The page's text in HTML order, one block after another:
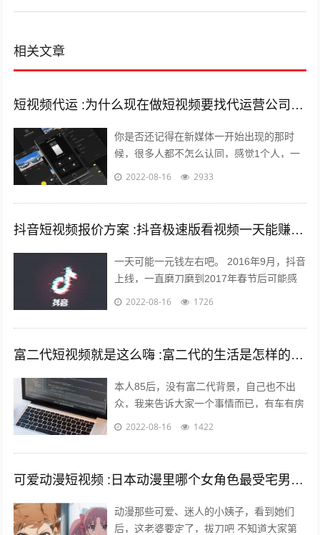
相关文章
短视频代运 :为什么现在做短视频要找代运营公司呢？
你是否还记得在新媒体一开始出现的那时
候，很多人都不怎么认同，感觉1个人，一
部手机，一台电脑，依靠这几样东西就能养
2022-08-16 2933
抖音短视频报价方案 :抖音极速版看视频一天能赚多少钱？
一天可能一元钱左右吧。 2016年9月，抖音
上线，一直磨刀磨到2017年春节后可能感
觉跑通了才大举压上资源，产品优秀的数据
2022-08-16 1726
富二代短视频就是这么嗨 :富二代的生活是怎样的，和身边的朋友差距大吗？
本人85后，没有富二代背景，自己也不出
众，我来告诉大家一个事情而已，有车有房
其实不难，你努力一样可以拥有，不过家里
2022-08-16 1422
可爱动漫短视频 :日本动漫里哪个女角色最受宅男们的喜爱欢迎？
动漫那些可爱、迷人的小姨子，看到她们
后，这老婆要定了，拔刀吧 不知道大家第